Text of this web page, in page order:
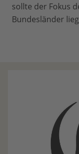
sollte der Fokus
Bundesländer